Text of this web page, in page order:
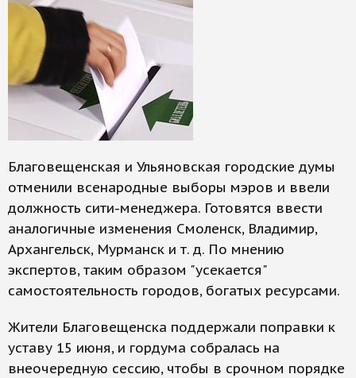
Благовещенская и Ульяновская городские думы
отменили всенародные выборы мэров и ввели
должность сити-менеджера. Готовятся ввести
аналогичные изменения Смоленск, Владимир,
Архангельск, Мурманск и т. д. По мнению
экспертов, таким образом "усекается"
самостоятельность городов, богатых ресурсами.
Жители Благовещенска поддержали поправки к
уставу 15 июня, и гордума собралась на
внеочередную сессию, чтобы в срочном порядке